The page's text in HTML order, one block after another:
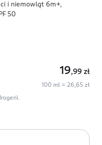
i niemowląt 6m+,
50
19,99 zł
100 ml = 26,65 zł